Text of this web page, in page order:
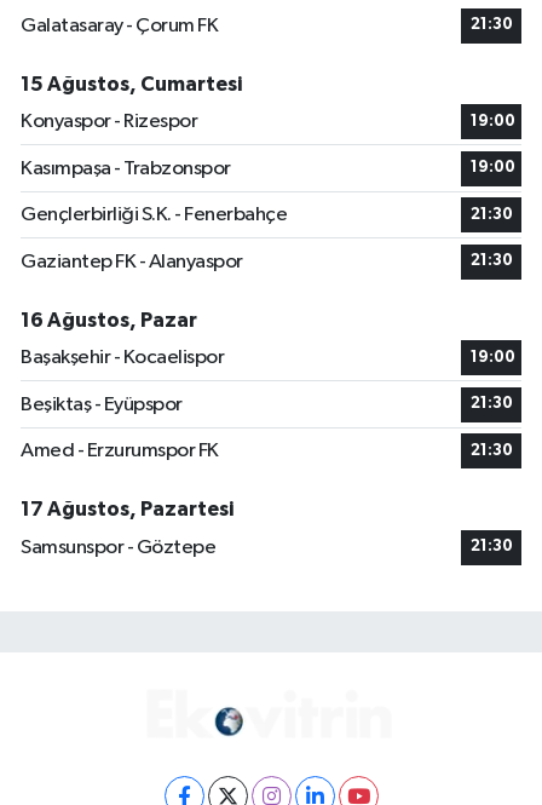
Galatasaray - Çorum FK
21:30
15 Ağustos, Cumartesi
Konyaspor - Rizespor
19:00
Kasımpaşa - Trabzonspor 19:00
Gençlerbirliği S.K. - Fenerbahçe 21:30
Gaziantep FK - Alanyaspor 21:30
16 Ağustos, Pazar
Başakşehir - Kocaelispor
19:00
Beşiktaş - Eyüpspor 21:30
Amed - Erzurumspor FK 21:30
17 Ağustos, Pazartesi
Samsunspor - Göztepe
21:30